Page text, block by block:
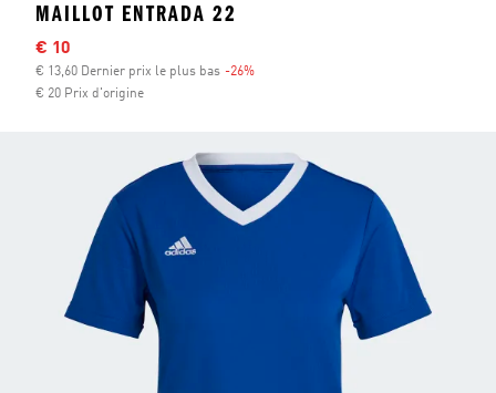
MAILLOT ENTRADA 22
Sale price
€ 10
€ 13,60 Dernier prix le plus bas -26%
€ 20 Prix d'origine